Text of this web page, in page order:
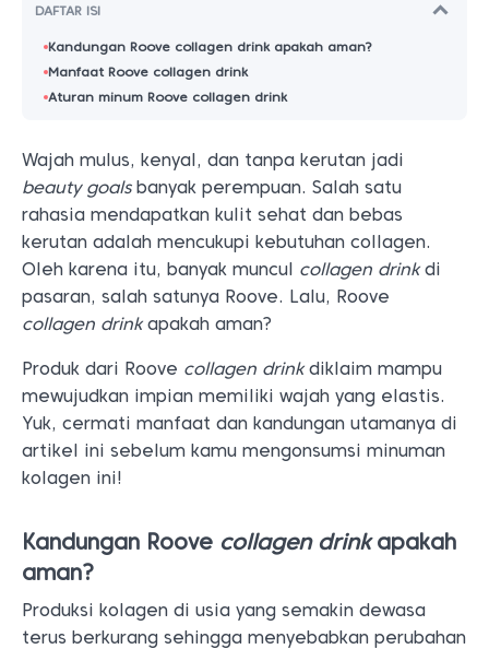
DAFTAR ISI
Kandungan Roove collagen drink apakah aman?
Manfaat Roove collagen drink
Aturan minum Roove collagen drink
Wajah mulus, kenyal, dan tanpa kerutan jadi
beauty goalsbanyak perempuan. Salah satu
rahasia mendapatkan kulit sehat dan bebas
kerutan adalah mencukupi kebutuhan collagen.
Oleh karena itu, banyak muncul collagen drinkdi
pasaran, salah satunya Roove. Lalu, Roove
collagen drinkapakah aman?
Produk dari Roove collagen drinkdiklaim mampu
mewujudkan impian memiliki wajah yang elastis.
Yuk, cermati manfaat dan kandungan utamanya di
artikel ini sebelum kamu mengonsumsi minuman
kolagen ini!
Kandungan Roove collagen drinkapakah
aman?
Produksi kolagen di usia yang semakin dewasa
terus berkurang sehingga menyebabkan perubahan